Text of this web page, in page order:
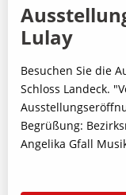
Lulay
Besuchen Sie die
Schloss Landeck.
Begrüßung:
Angelika Gfall